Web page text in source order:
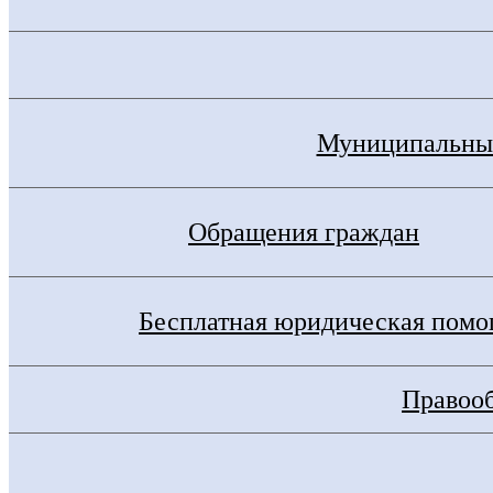
Обращения граждан
Бесплатная юридическая